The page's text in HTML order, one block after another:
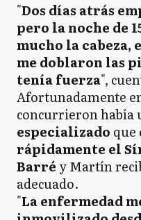
"Dos días atrás
pero la noche de
mucho la cabeza,
me doblaron las
tenía fuerza",
Afortunadamente
concurrieron había
especializado que
rápidamente el
Barré y Martín
adecuado.
"La enfermedad